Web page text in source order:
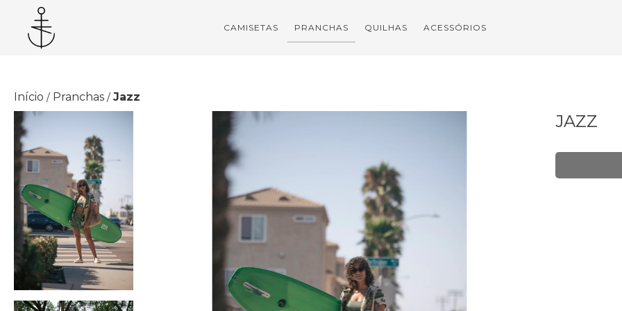
CAMISETAS PRANCHAS QUILHAS ACESSÓRIOS
Início / Pranchas / Jazz
JAZZ